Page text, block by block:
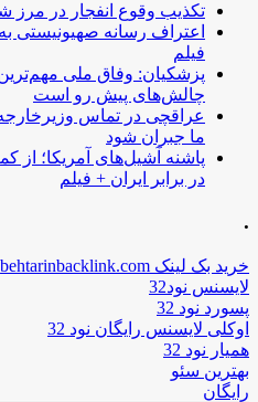
تکذیب وقوع انفجار در مرز
اعتراف رسانه صهیونیستی
فیلم
پزشکیان: وفاق ملی مهم‌ترین
چالش‌های پیش رو است
عراقچی در تماس وزیرخارجه
ما جبران شود
پاشنه آشیل‌های آمریکا؛ از
در برابر ایران + فیلم
.
خرید بک لینک behtarinbacklink.com
لایسنس نود32
پسورد نود 32
اوکلی لایسنس رایگان نود 32
همیار نود 32
بهترین سئو
رایگان